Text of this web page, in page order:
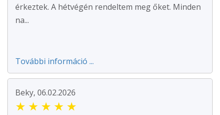
érkeztek. A hétvégén rendeltem meg őket. Minden
na...
További információ ...
Beky, 06.02.2026
★ ★ ★ ★ ★